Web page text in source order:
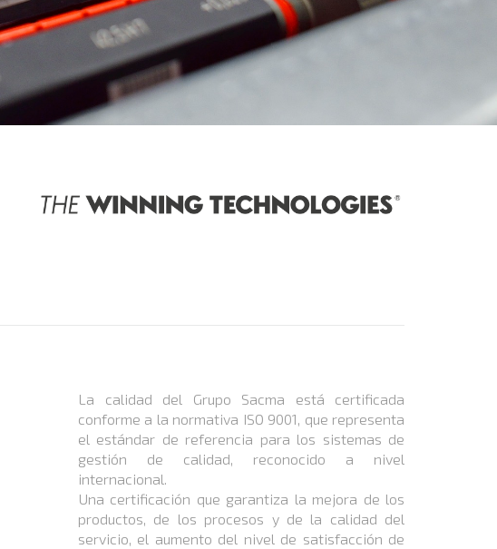
La calidad del Grupo Sacma está certificada
conforme a la normativa ISO 9001, que representa
el estándar de referencia para los sistemas de
gestión de calidad, reconocido a nivel
internacional.
Una certificación que garantiza la mejora de los
productos, de los procesos y de la calidad del
servicio, el aumento del nivel de satisfacción de